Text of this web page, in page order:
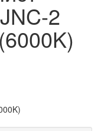
2